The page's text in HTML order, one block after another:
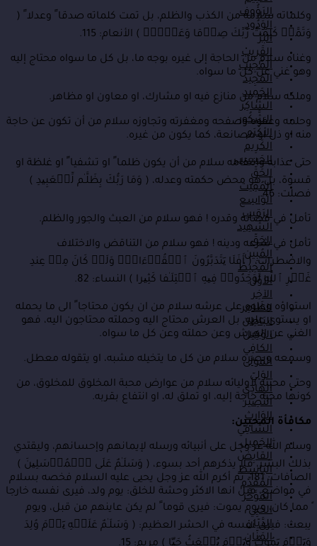
الرَؤُوف
الوَدُود
البَرّ
القَرِيبْ
المُجِيب
المَجِيد
الحَمِيد
الشّاكِر
الشَّكُور
الأكْرَم
الكَرِيم
الحَسِيب
الحَقّ
المُقِيت
الوَاسِع
الرَقِيب
الشَهِيد
الحَقّ
المُبِين
المُحِيطْ
الأوَّل
الآخِر
الظَاهِر
البَاطِن
الوَكِيلْ
الكافِي
المَولَى
الوَليّ
الهَادِي
النَّصِير
الوَارِث
الشَافِي
الجَمِيل
القابِضْ
الباسط
المُقدِّم
المُؤَخِّر
الحَيِي
الدَّيّان
المَنّان
وكلماته سلامة من الكذب والظلم، بل تمت كلماته صدقا ً وعدلا ً (
وَتَمَّتۡ كَلِمَتُ رَبِّكَ صِدۡقا وَعَدۡلاۚ ) الأنعام: 115.
وغناه سلام من الحاجة إلى غيره بوجه ما، بل كل ما سواه محتاج إليه
وهو غني عن كل ما سواه.
وملكه سلام من منازع فيه او مشارك، او معاون او مظاهر.
وحلمه وعفوه وصفحه ومغفرته وتجاوزه سلام من أن تكون عن حاجة
منه او ذل او مصانعة، كما يكون من غيره.
حتى عذابه وانتقامه سلام من أن يكون ظلما ً او تشفيا ً او غلظة او
قسوة، بل هو محض حكمته وعدله، ( وَمَا رَبُّكَ بِظَلَّـٰم لِّلۡعَبِیدِ )
فصلت: 46.
تأمل في قضائه وقدره ! فهو سلام من العبث والجور والظلم.
تأمل في شرعه ودينه ! فهو سلام من التناقض والاختلاف
والاضطراب، ( أَفَلَا یَتَدَبَّرُونَ ٱلۡقُرۡءَانَۚ وَلَوۡ كَانَ مِنۡ عِندِ
غَیۡرِ ٱللَّهِ لَوَجَدُوا۟ فِیهِ ٱخۡتِلَـٰفا كَثِیرا ) النساء: 82.
استواؤه وعلوه على عرشه سلام من ان يكون محتاجا ً الى ما يحمله
او يستوى عليه، بل العرش محتاج اليه وحملته محتاجون اليه، فهو
الغني عن العرش وعن حملته وعن كل ما سواه.
وسمعه وبصره سلام من كل ما يتخيله مشبه، او يتقوله معطل.
وحتى محبته لأوليائه سلام من عوارض محبة المخلوق للمخلوق، من
كونها محبة حاجة إليه، او تملق له، او انتفاع بقربه.
مكافأة المحبين:
وسلم الله عز وجل على أنبيائه ورسله لإيمانهم وإحسانهم، وليقتدي
بذلك البشر، فلا يذكرهم أحد بسوء، ( وَسَلَـٰمٌ عَلَى ٱلۡمُرۡسَلِینَ )
الصافات: 181، ثم أكرم الله عز وجل يحيى عليه السلام فخصه بسلام
في مواضع، قيل انها الاكثر وحشة للخلق: يوم ولد، فيرى نفسه خارجا
ً مما كان، ويوم يموت: فيرى قوما ً لم يكن عاينهم من قبل، ويوم
يبعث: فيرى نفسه في الحشر العظيم: ( وَسَلَـٰمٌ عَلَیۡهِ یَوۡمَ وُلِدَ